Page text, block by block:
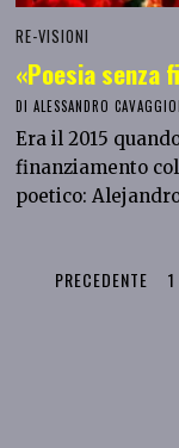
RE-VISIONI
«Poesia senza
DIALESSANDRO
Era il 2015
finanziamento
poetico:
PRECEDENTE 1